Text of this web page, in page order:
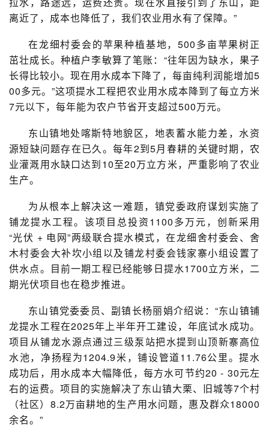
离近了，成本也降低了，我们农业用水有了保障。”
在龙细村委会的苹果种植基地，500多亩苹果树正
茁壮成长。种植户李敏算了笔账：“往年因为缺水，果子
长得比较小。现在用水成本下降了，每亩纯利润能增加5
00多元。”这项提水工程把农业用水成本降到了每立方米
7元以下，每年能为农户节省开支超过500万元。
东山镇地处喀斯特地貌区，地表蓄水能力差，水资
源短缺问题存在已久。每年2到5月春耕的关键时期，农
业灌溉用水缺口达到10至20万立方米，严重影响了农业
生产。
为从根本上解决这一难题，镇党委政府谋划实施了
铺龙提水工程。该项目总投资1100多万元，创新采用
“光伏 + 电网”两级联合提水模式，在龙细舍村委会、舍
木村委会大补坎小组以及铺龙村委会钱家寨小组设置了
供水点。目前一期工程已经能够日提水1700立方米，二
期光伏项目也在稳步推进。
东山镇党委委员、副镇长杨丽娟介绍说：“东山镇铺
龙提水工程在2025年上半年开工建设，年底试水成功。
项目从铺龙水源点通过三级泵站把水提到山顶新寨高位
水池，净扬程为1204.9米，铺设管道11.76公里。提水
成功后，用水成本大幅降低，每方水可节约20 - 30元左
右的运费。项目的实施解决了东山镇大栗、旧城等7个村
（社区）8.2万亩耕地的生产用水问题，惠及群众18000
余名。”